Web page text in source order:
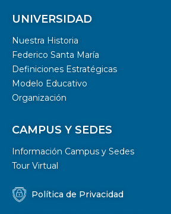
UNIVERSIDAD
Nuestra Historia
Federico Santa María
Definiciones Estratégicas
Modelo Educativo
Organización
CAMPUS Y SEDES
Información Campus y Sedes
Tour Virtual
Política de Privacidad